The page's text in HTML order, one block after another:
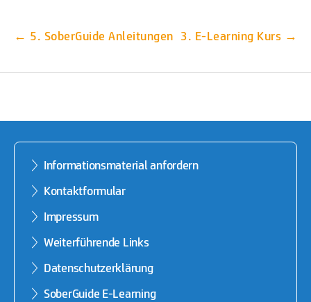
5. SoberGuide Anleitungen 3. E-Learning Kurs
Informationsmaterial anfordern
Kontaktformular
Impressum
Weiterführende Links
Datenschutzerklärung
SoberGuide E-Learning